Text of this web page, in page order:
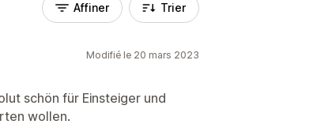
Affiner Trier
Modifié le 20 mars 2023
schön für Einsteiger und
wollen.